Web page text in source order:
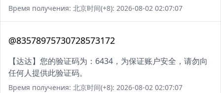
Время получения: 北京时间(+8): 2026-08-02 02:07:07
@83578975730728573172
【达达】您的验证码为：6434，为保证账户安全，请勿向
任何人提供此验证码。
Время получения: 北京时间(+8): 2026-08-02 02:07:07